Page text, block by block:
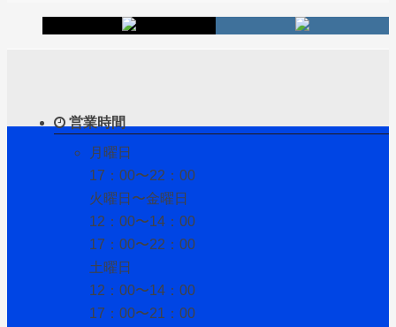
営業時間
月曜日
17：00〜22：00
火曜日〜金曜日
12：00〜14：00
17：00〜22：00
土曜日
12：00〜14：00
17：00〜21：00